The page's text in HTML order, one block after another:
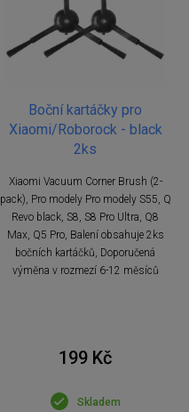
Boční kartáčky pro
Xiaomi/Roborock - black
2ks
Xiaomi Vacuum Corner Brush (2-
pack), Pro modely Pro modely S55, Q
Revo black, S8, S8 Pro Ultra, Q8
Max, Q5 Pro, Balení obsahuje 2ks
bočních kartáčků, Doporučená
výměna v rozmezí 6-12 měsíců
199 Kč
Skladem